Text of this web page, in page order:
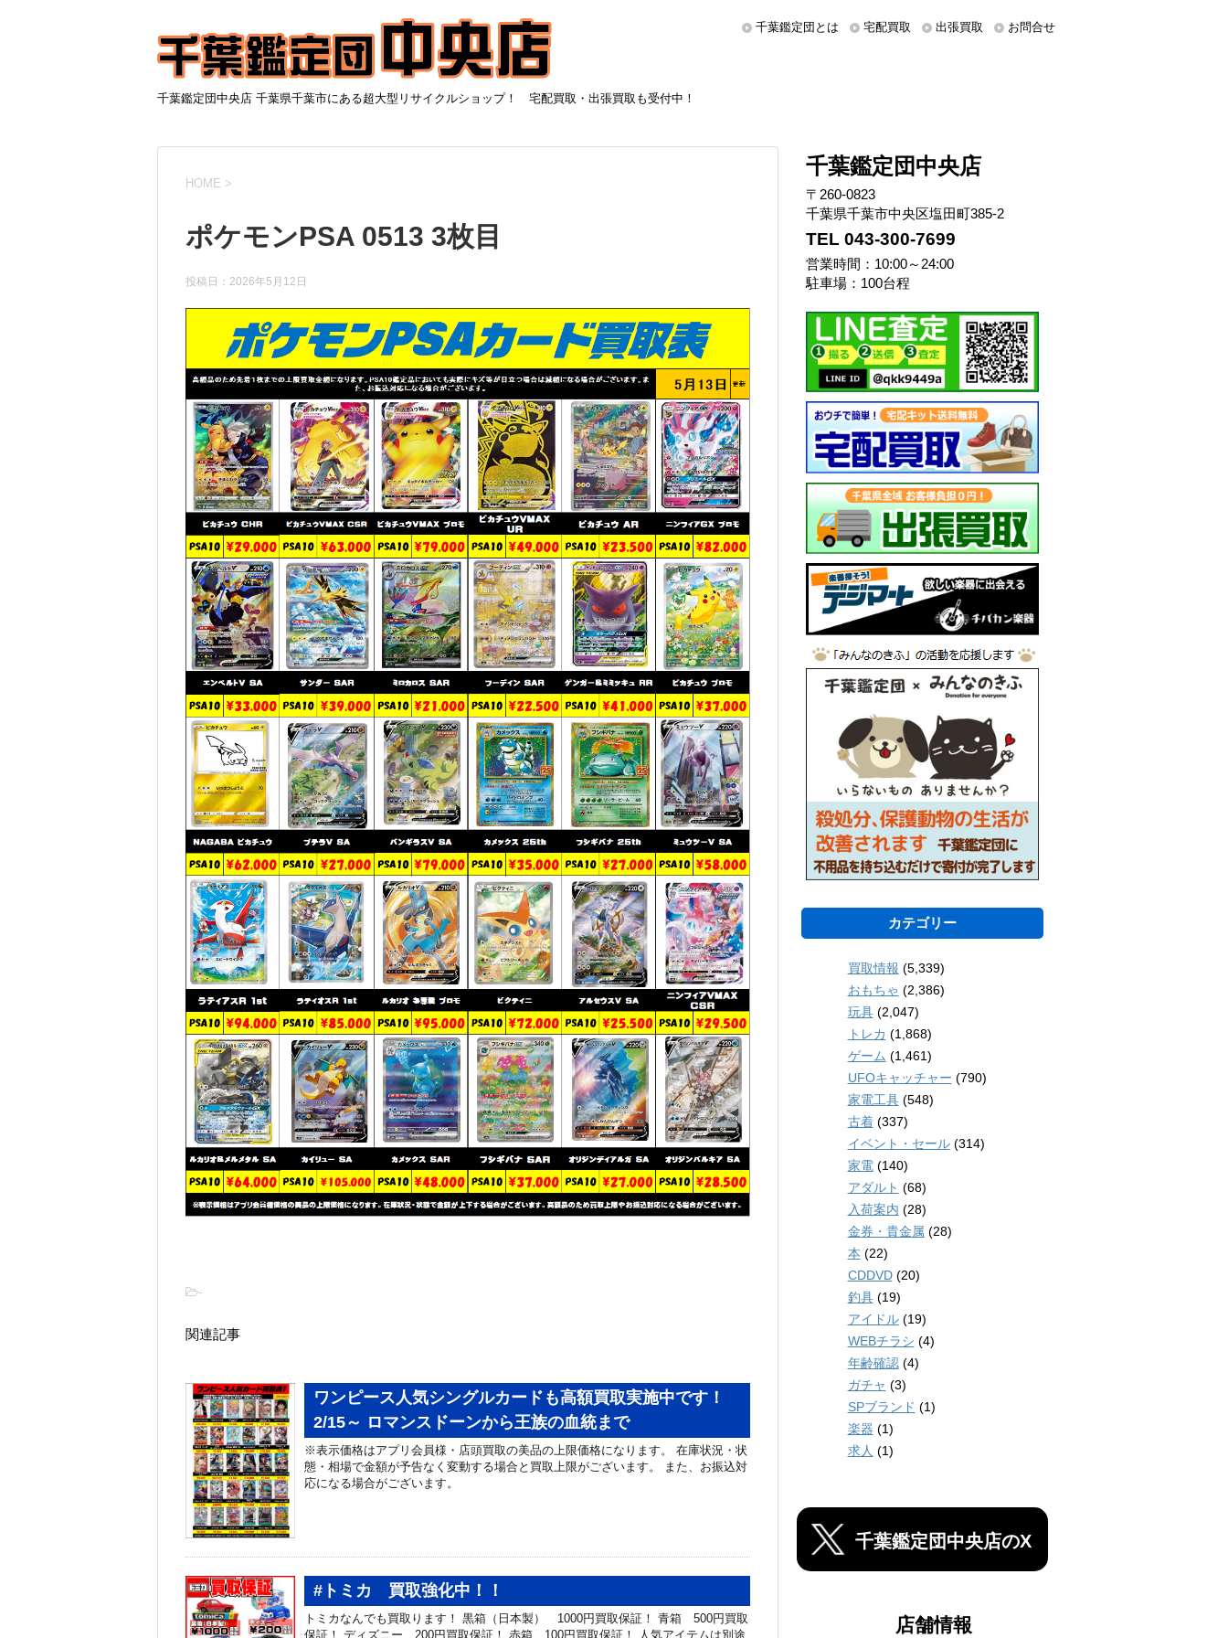
千葉鑑定団中央店 千葉県千葉市にある超大型リサイクルショップ！ 宅配買取・出張買取も受付中！
千葉鑑定団とは 宅配買取 出張買取 お問合せ
HOME >
ポケモンPSA 0513 3枚目
投稿日： 2026年5月12日
-
関連記事
ワンピース人気シングルカードも高額買取実施中です！
2/15～ ロマンスドーンから王族の血統まで
※表示価格はアプリ会員様・店頭買取の美品の上限価格になります。 在庫状況・状
態・相場で金額が予告なく変動する場合と買取上限がございます。 また、お振込対
応になる場合がございます。
#トミカ 買取強化中！！
トミカなんでも買取ります！ 黒箱（日本製） 1000円買取保証！ 青箱 500円買取
保証！ ディズニー 200円買取保証！ 赤箱 100円買取保証！ 人気アイテムは別途
千葉鑑定団中央店
〒260-0823
千葉県千葉市中央区塩田町385-2
TEL 043-300-7699
営業時間：10:00～24:00
駐車場：100台程
カテゴリー
買取情報 (5,339)
おもちゃ (2,386)
玩具(2,047)
トレカ (1,868)
ゲーム (1,461)
UFOキャッチャー (790)
家電工具(548)
古着(337)
イベント・セール(314)
家電(140)
アダルト (68)
入荷案内 (28)
金券・貴金属 (28)
本 (22)
CDDVD(20)
釣具(19)
アイドル(19)
WEBチラシ (4)
年齢確認(4)
ガチャ (3)
SPブランド (1)
楽器 (1)
求人 (1)
千葉鑑定団中央店のX
店舗情報